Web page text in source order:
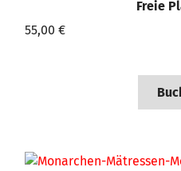
Freie
55,00 €